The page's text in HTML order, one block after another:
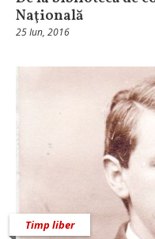
Naţională
25 Iun, 2016
Timp liber